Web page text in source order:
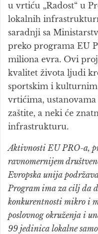
u vrtiću „Radost“ u
lokalnih
saradnji sa
preko programa EU
miliona evra. Ovi
kvalitet života ljudi
sportskim i kulturnim
vrtićima,
zaštite, a neki će
infrastrukturu.
Aktivnosti EU PRO-a,
ravnomernijem
Evropska unija
Program ima za cilj da
konkurentnosti mikro i
poslovnog okruženja i
99 jedinica lokalne